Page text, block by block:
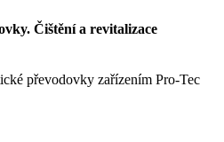
Čištění a revitalizace
převodovky zařízením Pro-Tec